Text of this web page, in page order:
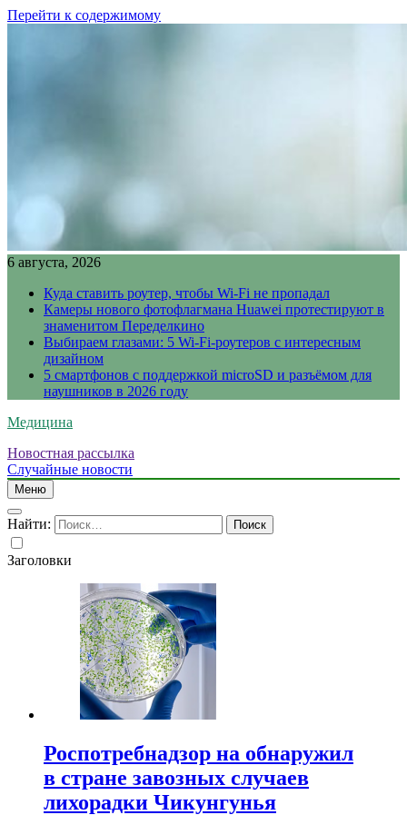
Перейти к содержимому
6 августа, 2026
Куда ставить роутер, чтобы Wi-Fi не пропадал
Камеры нового фотофлагмана Huawei протестируют в
знаменитом Переделкино
Выбираем глазами: 5 Wi-Fi-роутеров с интересным
дизайном
5 смартфонов с поддержкой microSD и разъёмом для
наушников в 2026 году
Медицина
Новостная рассылка
Случайные новости
Меню
Найти:
Заголовки
Роспотребнадзор на обнаружил
в стране завозных случаев
лихорадки Чикунгунья